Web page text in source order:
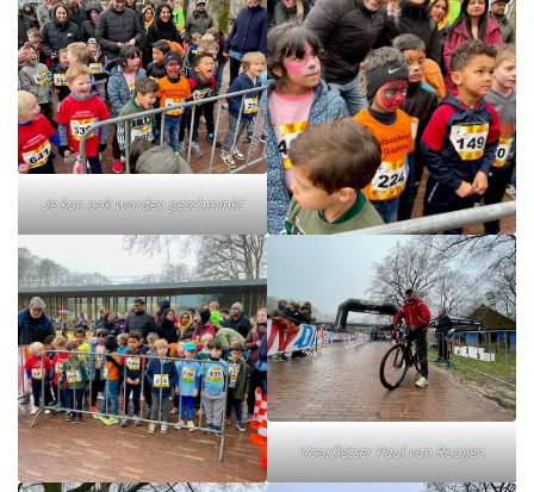
Je kon ook worden geschminkt
Voorfietser Paul van Rooijen